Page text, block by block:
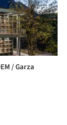
/ Garza